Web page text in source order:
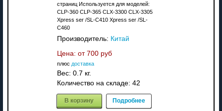
страниц Используется для моделей:
CLP-360 CLP-365 CLX-3300 CLX-3305
Xpress ser /SL-C410 Xpress ser /SL-
C460
Производитель: Китай
Цена: от 700 руб
плюс доставка
Вес: 0.7 кг.
Количество на складе: 42
В корзину Подробнее